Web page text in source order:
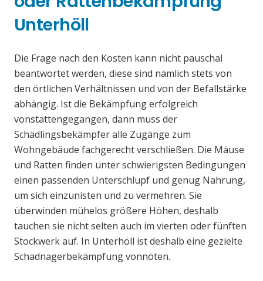
Unterhöll
Die Frage nach den Kosten kann nicht pauschal
beantwortet werden, diese sind nämlich stets von
den örtlichen Verhältnissen und von der Befallstärke
abhängig. Ist die Bekämpfung erfolgreich
vonstattengegangen, dann muss der
Schädlingsbekämpfer alle Zugänge zum
Wohngebäude fachgerecht verschließen. Die Mäuse
und Ratten finden unter schwierigsten Bedingungen
einen passenden Unterschlupf und genug Nahrung,
um sich einzunisten und zu vermehren. Sie
überwinden mühelos größere Höhen, deshalb
tauchen sie nicht selten auch im vierten oder fünften
Stockwerk auf. In Unterhöll ist deshalb eine gezielte
Schadnagerbekämpfung vonnöten.